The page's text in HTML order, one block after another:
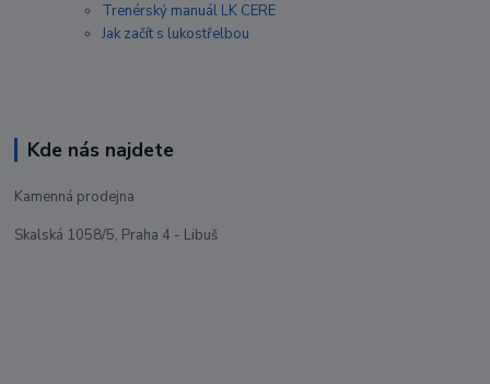
Trenérský manuál LK CERE
Jak začít s lukostřelbou
Kde nás najdete
Kamenná prodejna
Skalská 1058/5, Praha 4 - Libuš